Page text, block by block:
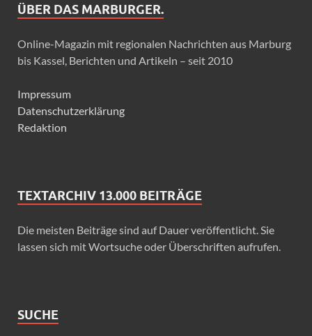
ÜBER DAS MARBURGER.
Online-Magazin mit regionalen Nachrichten aus Marburg
bis Kassel, Berichten und Artikeln – seit 2010
Impressum
Datenschutzerklärung
Redaktion
TEXTARCHIV 13.000 BEITRÄGE
Die meisten Beiträge sind auf Dauer veröffentlicht. Sie
lassen sich mit Wortsuche oder Überschriften aufrufen.
SUCHE